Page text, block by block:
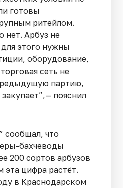
готовы
ритейлом.
нет. Арбуз не
этого нужны
оборудование,
сеть не
партию,
пояснил
сообщал, что
бахчеводы
200 сортов арбузов
цифра растёт.
в Краснодарском